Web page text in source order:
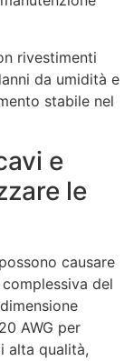
rivestimenti
da umidità e
stabile nel
e
le
causare
del
AWG per
alta qualità,